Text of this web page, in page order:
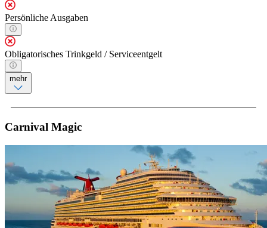
Persönliche Ausgaben
Obligatorisches Trinkgeld / Serviceentgelt
mehr
Carnival Magic